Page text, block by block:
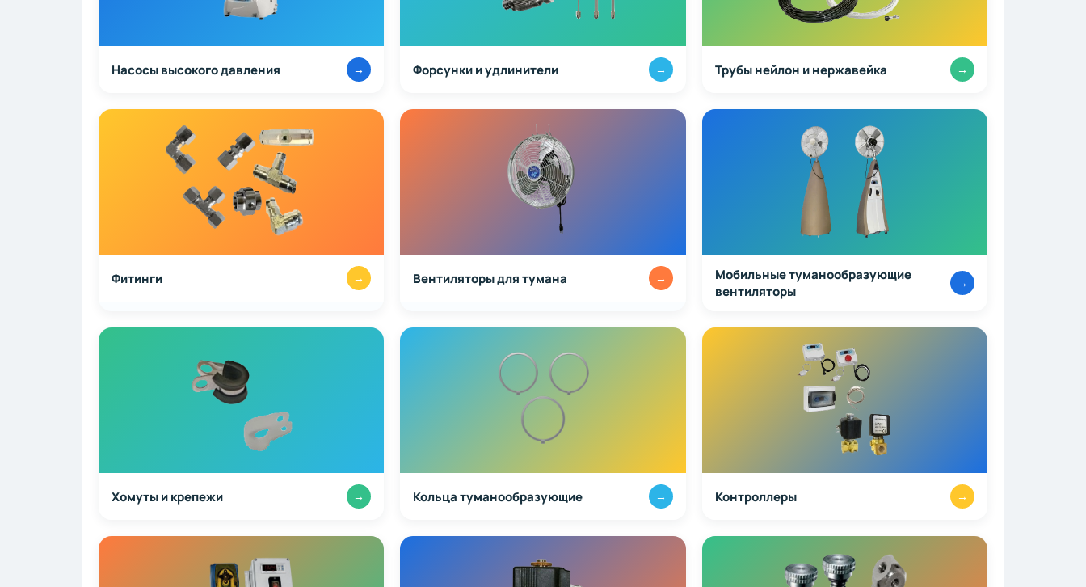
Насосы высокого давления → Форсунки и удлинители → Трубы нейлон и нержавейка →
Фитинги → Вентиляторы для тумана →
Мобильные туманообразующие
вентиляторы
→
Хомуты и крепежи → Кольца туманообразующие → Контроллеры →